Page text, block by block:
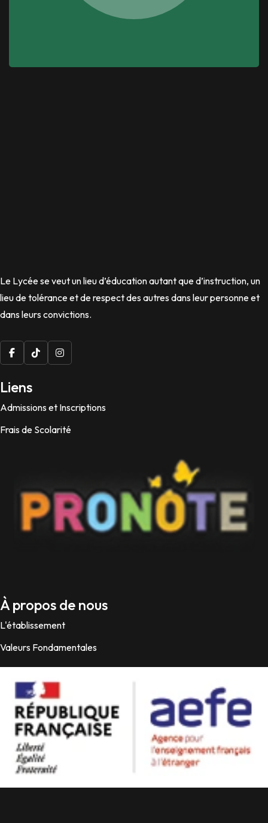
Le Lycée se veut un lieu d’éducation autant que d’instruction, un
lieu de tolérance et de respect des autres dans leur personne et
dans leurs convictions.
Liens
Admissions et Inscriptions
Frais de Scolarité
À propos de nous
L'établissement
Valeurs Fondamentales